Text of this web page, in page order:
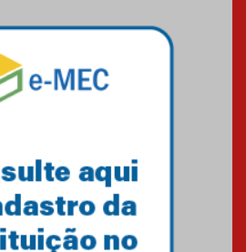
04.08.2026
Mackenzie recepciona os
calouros do segundo semestre
Como o Colégio Mackenzie
Brasília prepara seus
estudantes para o PAS antes
mesmo do Ensino Médio